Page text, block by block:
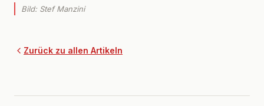
Bild: Stef Manzini
Zurück zu allen Artikeln